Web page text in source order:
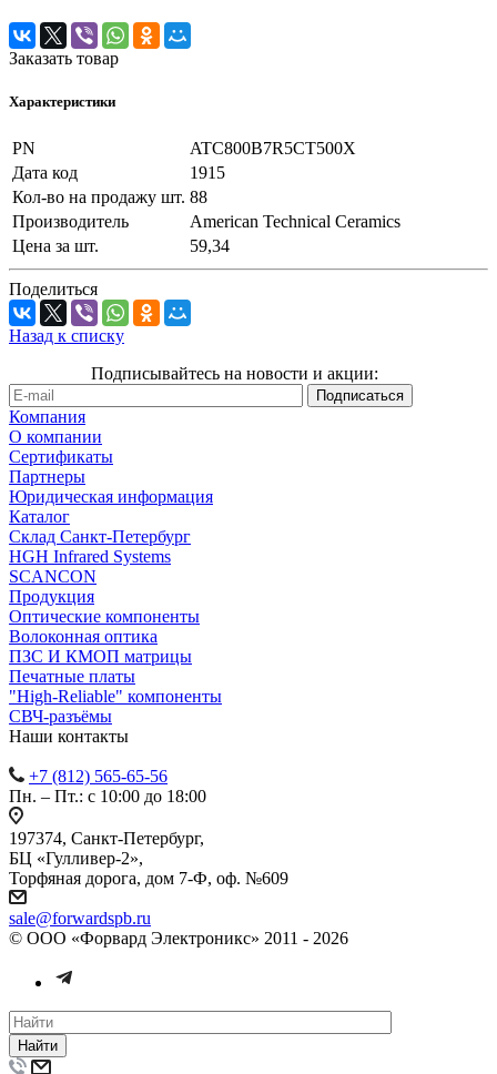
Заказать товар
Характеристики
PN
ATC800B7R5CT500X
Дата код
1915
Кол-во на продажу шт. 88
Производитель
American Technical Ceramics
Цена за шт.
59,34
Поделиться
Назад к списку
Подписывайтесь на новости и акции:
Компания
О компании
Сертификаты
Партнеры
Юридическая информация
Каталог
Cклад Санкт-Петербург
HGH Infrared Systems
SCANCON
Продукция
Оптические компоненты
Волоконная оптика
ПЗС И КМОП матрицы
Печатные платы
"High-Reliable" компоненты
СВЧ-разъёмы
Наши контакты
+7 (812) 565-65-56
Пн. – Пт.: с 10:00 до 18:00
197374, Санкт-Петербург,
БЦ «Гулливер-2»,
Торфяная дорога, дом 7-Ф, оф. №609
sale@forwardspb.ru
© ООО «Форвард Электроникс» 2011 - 2026
Найти